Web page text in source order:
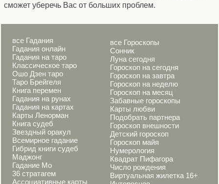
сможет уберечь Вас от больших проблем.
все Гадания
Гадания онлайн
Гадания на таро
Классическое таро
Ошо Дзен таро
Таро Брейгеля
Книга перемен
Гадания на рунах
Гадания на картах
Карты Ленорман
Книга судеб
Звездный оракул
Всемирное гадание
Гибрид книги судеб
Маджонг
Гадание Мо
36 стратагем
Ассоциативные карты
все Гороскопы
Сонник
Луна сегодня
Гороскоп на сегодня
Гороскоп на завтра
Гороскоп на неделю
Гороскоп на месяц
Забавные гороскопы
Карты любви
Подобрать партнера
Гороскоп внешности
Детский гороскоп
Гороскоп майя
Нумерология
Квадрат Пифагора
Число рождения
Виртуальная жилетка 16+